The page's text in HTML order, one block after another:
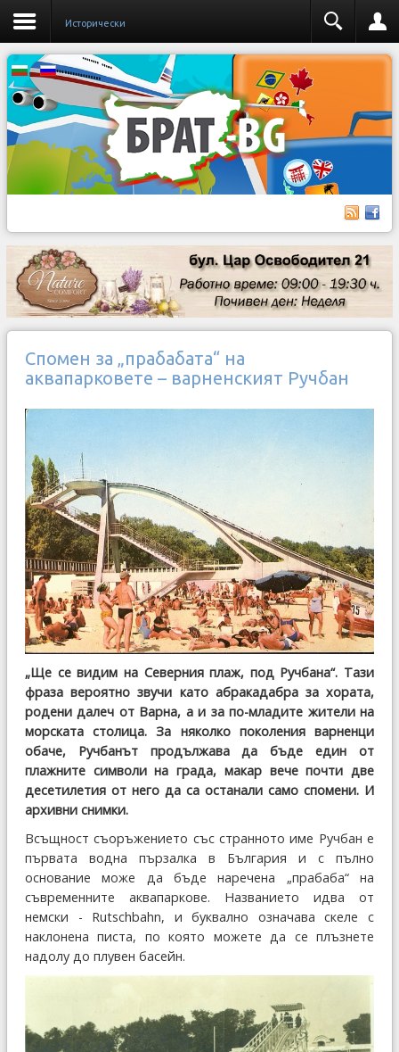
Исторически
Спомен за „прабабата“ на
аквапарковете – варненският Ручбан
„Ще се видим на Северния плаж, под Ручбана“. Тази
фраза вероятно звучи като абракадабра за хората,
родени далеч от Варна, а и за по-младите жители на
морската столица. За няколко поколения варненци
обаче, Ручбанът продължава да бъде един от
плажните символи на града, макар вече почти две
десетилетия от него да са останали само спомени. И
архивни снимки.
Всъщност съоръжението със странното име Ручбан е
първата водна пързалка в България и с пълно
основание може да бъде наречена „прабаба“ на
съвременните аквапаркове. Названието идва от
немски - Rutschbahn, и буквално означава скеле с
наклонена писта, по която можете да се плъзнете
надолу до плувен басейн.